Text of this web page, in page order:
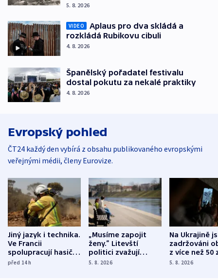
5. 8. 2026
VIDEO
Aplaus pro dva skládá a
rozkládá Rubikovu cibuli
4. 8. 2026
Španělský pořadatel festivalu
dostal pokutu za nekalé praktiky
4. 8. 2026
Evropský pohled
ČT24 každý den vybírá z obsahu publikovaného evropskými
veřejnými médii, členy Eurovize.
Jiný jazyk i technika.
Ve Francii
spolupracují hasiči z
různých zemí
před 14h
„Musíme zapojit
ženy.“ Litevští
politici zvažují
dohodu o
5. 8. 2026
Na Ukrajině
zadržováni
z více než 50
Bojovali na
5. 8. 2026